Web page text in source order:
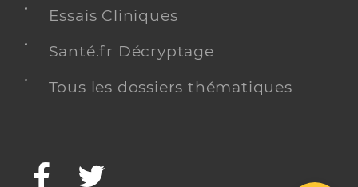
Essais Cliniques
Santé.fr Décryptage
Tous les dossiers thématiques
Facebook